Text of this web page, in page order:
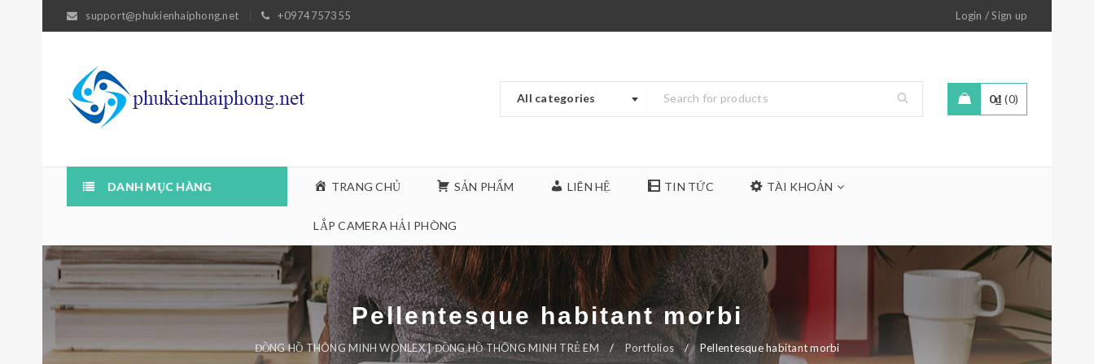
support@phukienhaiphong.net +0974757355 Login /Sign up
All categories 0₫ 0
DANH MỤC HÀNG TRANG CHỦ SẢN PHẨM LIÊN HỆ TIN TỨC TÀI KHOẢN
LẮP CAMERA HẢI PHÒNG
Pellentesque habitant morbi
ĐỒNG HỒ THÔNG MINH WONLEX | ĐỒNG HỒ THÔNG MINH TRẺ EM / Portfolios / Pellentesque habitant morbi